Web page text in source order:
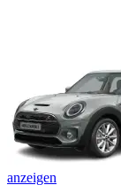
anzeigen